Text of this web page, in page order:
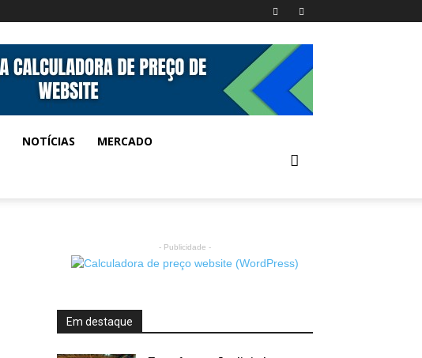
NOTÍCIAS MERCADO
- Publicidade -
Em destaque